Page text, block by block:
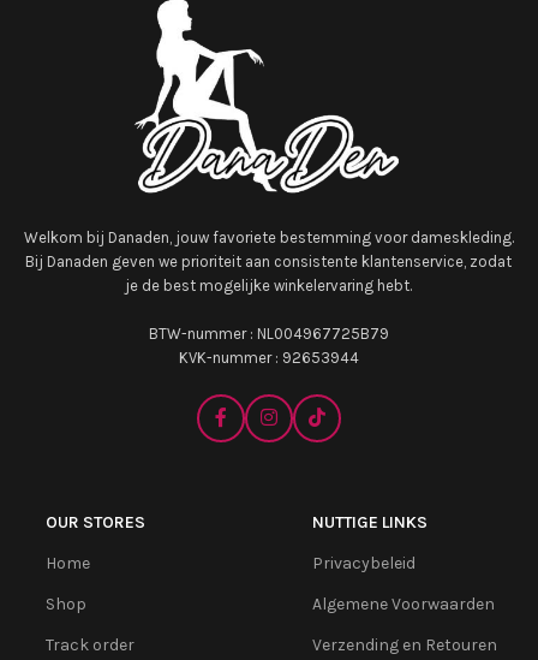
Welkom bij Danaden, jouw favoriete bestemming voor dameskleding.
Bij Danaden geven we prioriteit aan consistente klantenservice, zodat
je de best mogelijke winkelervaring hebt.
BTW-nummer : NL004967725B79
KVK-nummer : 92653944
OUR STORES
Home
Shop
Track order
NUTTIGE LINKS
Privacybeleid
Algemene Voorwaarden
Verzending en Retouren